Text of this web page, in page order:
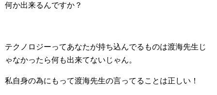
何か出来るんですか？
テクノロジーってあなたが持ち込んでるものは渡海先生じ
ゃなかったら何も出来てないじゃん。
私自身の為にもって渡海先生の言ってることは正しい！